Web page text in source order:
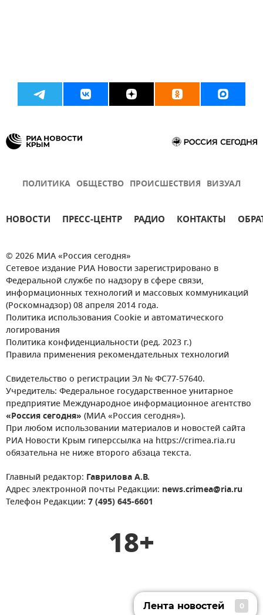
ПОЛИТИКА ОБЩЕСТВО ПРОИСШЕСТВИЯ ВИЗУАЛ
НОВОСТИ ПРЕСС-ЦЕНТР РАДИО КОНТАКТЫ
© 2026 МИА «Россия сегодня»
Сетевое издание РИА Новости зарегистрировано в
Федеральной службе по надзору в сфере связи,
информационных технологий и массовых коммуникаций
(Роскомнадзор) 08 апреля 2014 года.
Политика использования Cookie и автоматического
логирования
Политика конфиденциальности (ред. 2023 г.)
Правила применения рекомендательных технологий
Свидетельство о регистрации Эл № ФС77-57640.
Учредитель: Федеральное государственное унитарное
предприятие Международное информационное агентство
«Россия сегодня» (МИА «Россия сегодня»).
При любом использовании материалов и новостей сайта
РИА Новости Крым гиперссылка на https://crimea.ria.ru
обязательна не ниже второго абзаца текста.
Главный редактор: Гаврилова А.В.
Адрес электронной почты Редакции: news.crimea@ria.ru
Телефон Редакции: 7 (495) 645-6601
18+
Лента новостей 0